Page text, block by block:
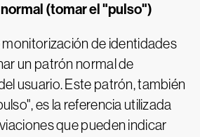
(tomar el "pulso")
monitorización de identidades
un patrón normal de
usuario. Este patrón, también
es la referencia utilizada
que pueden indicar